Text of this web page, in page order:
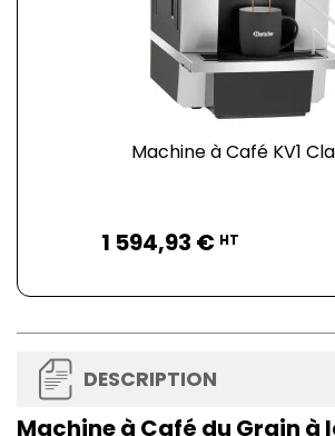
Machine à Café KV1
1 594,93 € HT
DESCRIPTION
Machine à Café du Grain à